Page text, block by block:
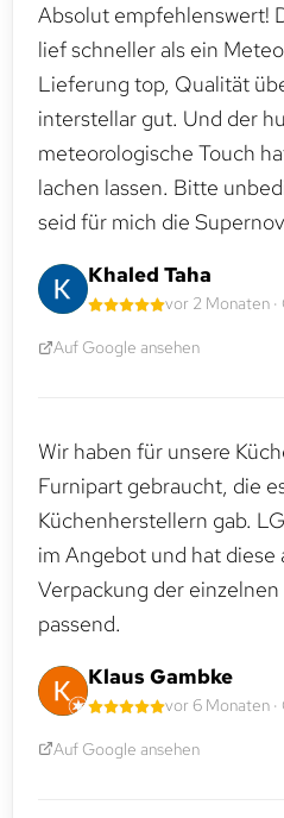
Absolut empfehlenswert!
lief schneller als ein
Lieferung top, Qualität
interstellar gut. Und der
meteorologische Touch
lachen lassen. Bitte
seid für mich die
Khaled Taha
vor 2 Monaten
Auf Google ansehen
Wir haben für unsere
Furnipart gebraucht, die
Küchenherstellern gab.
im Angebot und hat
Verpackung der
passend.
Klaus Gambke
vor 6 Monaten
Auf Google ansehen